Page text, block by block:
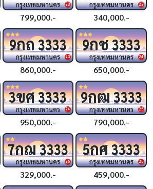
23
กรุงเทพมหานคร
799,000.-
23
กรุงเทพมหานคร
340,000.-
23
9กถ3333
กรุงเทพมหานคร
860,000.-
24
9กช3333
กรุงเทพมหานคร
650,000.-
24
3ขศ3333
กรุงเทพมหานคร
950,000.-
25
9กฒ3333
กรุงเทพมหานคร
790,000.-
25
7กฌ3333
กรุงเทพมหานคร
329,000.-
25
5กศ3333
กรุงเทพมหานคร
459,000.-